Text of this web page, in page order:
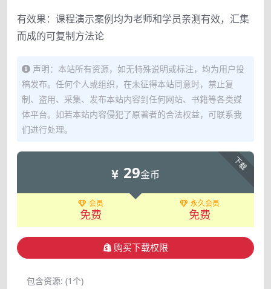
有效果：课程演示案例均为老师和学员亲测有效，汇集
而成的可复制方法论
声明：本站所有资源，如无特殊说明或标注，均为用户投
稿发布。任何个人或组织，在未征得本站同意时，禁止复
制、盗用、采集、发布本站内容到任何网站、书籍等各类媒
体平台。如若本站内容侵犯了原著者的合法权益，可联系我
们进行处理。
下载
29金币
会员
免费
永久会员
免费
购买下载权限
包含资源: (1个)